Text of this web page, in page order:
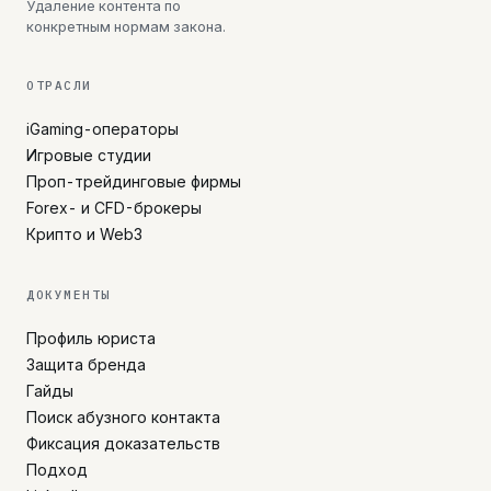
Удаление контента по
конкретным нормам закона.
ОТРАСЛИ
iGaming-операторы
Игровые студии
Проп-трейдинговые фирмы
Forex- и CFD-брокеры
Крипто и Web3
ДОКУМЕНТЫ
Профиль юриста
Защита бренда
Гайды
Поиск абузного контакта
Фиксация доказательств
Подход